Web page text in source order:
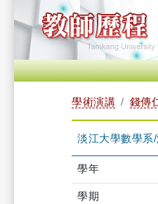
學術演講 錢傳
淡江大學數學系
學年
學期